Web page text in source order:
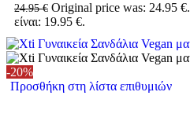
24.95€ Original price was: 24.95 €.
είναι: 19.95 €.
-20%
Προσθήκη στη λίστα επιθυμιών